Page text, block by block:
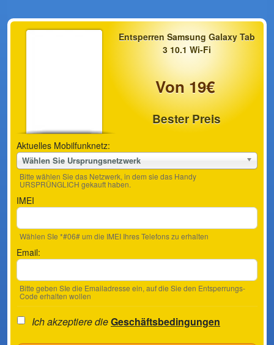
Entsperren Samsung Galaxy Tab
3 10.1 Wi-Fi
Von 19€
Bester Preis
Aktuelles Mobilfunknetz:
Wählen Sie Ursprungsnetzwerk
Bitte wählen Sie das Netzwerk, in dem sie das Handy
URSPRÜNGLICH gekauft haben.
IMEI
Wählen SIe *#06# um die IMEI Ihres Telefons zu erhalten
Email:
Bitte geben SIe die Emailadresse ein, auf die Sie den Entsperrungs-
Code erhalten wollen
Ich akzeptiere dieGeschäftsbedingungen